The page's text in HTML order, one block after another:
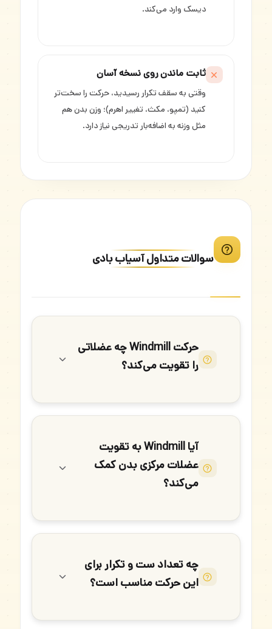
دیسک وارد می‌کند.
ثابت ماندن روی نسخه آسان
وقتی به سقف تکرار رسیدید، حرکت را سخت‌تر
کنید (تمپو، مکث، تغییر اهرم)؛ وزن بدن هم
مثل وزنه به اضافه‌بار تدریجی نیاز دارد.
سوالات متداول آسیاب بادی
حرکت Windmill چه عضلاتی
را تقویت می‌کند؟
آیا Windmill به تقویت
عضلات مرکزی بدن کمک
می‌کند؟
چه تعداد ست و تکرار برای
این حرکت مناسب است؟